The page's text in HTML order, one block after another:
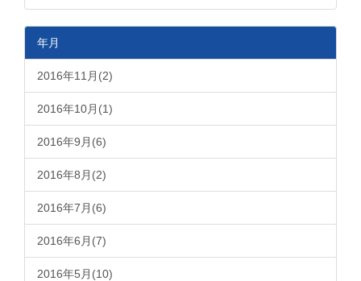
年月
2016年11月(2)
2016年10月(1)
2016年9月(6)
2016年8月(2)
2016年7月(6)
2016年6月(7)
2016年5月(10)